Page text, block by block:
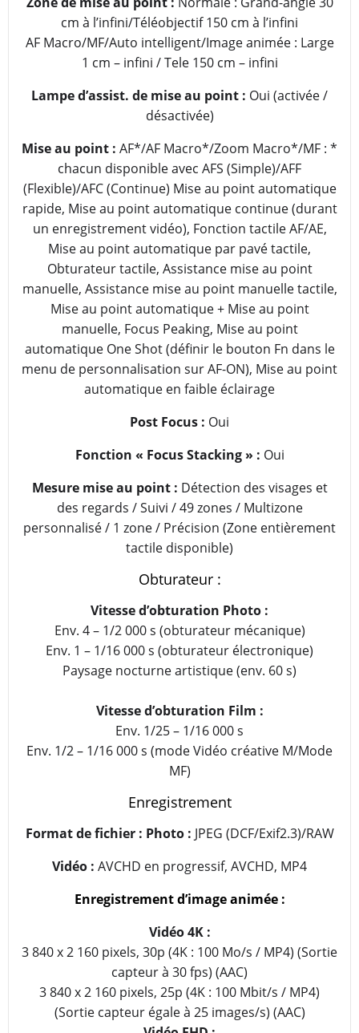
cm à l’infini/Téléobjectif 150 cm à l’infini
AF Macro/MF/Auto intelligent/Image animée : Large
1 cm – infini / Tele 150 cm – infini
Lampe d’assist. de mise au point : Oui (activée /
désactivée)
Mise au point : AF*/AF Macro*/Zoom Macro*/MF : *
chacun disponible avec AFS (Simple)/AFF
(Flexible)/AFC (Continue) Mise au point automatique
rapide, Mise au point automatique continue (durant
un enregistrement vidéo), Fonction tactile AF/AE,
Mise au point automatique par pavé tactile,
Obturateur tactile, Assistance mise au point
manuelle, Assistance mise au point manuelle tactile,
Mise au point automatique + Mise au point
manuelle, Focus Peaking, Mise au point
automatique One Shot (définir le bouton Fn dans le
menu de personnalisation sur AF-ON), Mise au point
automatique en faible éclairage
Post Focus : Oui
Fonction « Focus Stacking » : Oui
Mesure mise au point : Détection des visages et
des regards / Suivi / 49 zones / Multizone
personnalisé / 1 zone / Précision (Zone entièrement
tactile disponible)
Obturateur :
Vitesse d’obturation Photo :
Env. 4 – 1/2 000 s (obturateur mécanique)
Env. 1 – 1/16 000 s (obturateur électronique)
Paysage nocturne artistique (env. 60 s)
Vitesse d’obturation Film :
Env. 1/25 – 1/16 000 s
Env. 1/2 – 1/16 000 s (mode Vidéo créative M/Mode
MF)
Enregistrement
Format de fichier : Photo : JPEG (DCF/Exif2.3)/RAW
Vidéo : AVCHD en progressif, AVCHD, MP4
Enregistrement d’image animée :
Vidéo 4K :
3 840 x 2 160 pixels, 30p (4K : 100 Mo/s / MP4) (Sortie
capteur à 30 fps) (AAC)
3 840 x 2 160 pixels, 25p (4K : 100 Mbit/s / MP4)
(Sortie capteur égale à 25 images/s) (AAC)